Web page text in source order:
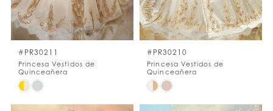
#PR30211
Princesa Vestidos de
Quinceañera
Skip
#PR30210
Princesa Vestidos de
Quinceañera
Skip